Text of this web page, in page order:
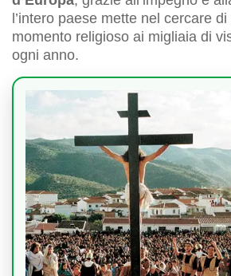
l’intero paese mette nel cercare
momento religioso ai migliaia di
ogni anno.